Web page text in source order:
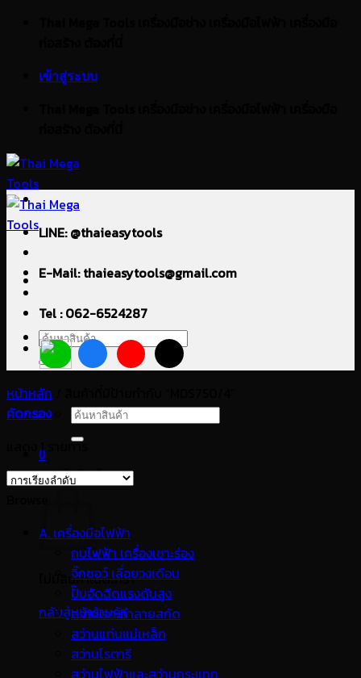
เข้าสู่ระบบ
ค้นหา:
ค้นหา:
0
ตะกร้าสินค้า
ไม่มีสินค้าในตะกร้า
กลับสู่หน้าร้านค้า
LINE: @thaieasytools
E-Mail: thaieasytools@gmail.com
Tel : 062-6524287
หน้าหลัก
คัดกรอง
แสดง 1 รายการ
A. เครื่องมือไฟฟ้า
กบไฟฟ้า เครื่องเซาะร่อง
จิ๊กซอว์ เลื่อยวงเดือน
ปั๊มอัดฉีดแรงดันสูง
สว่านเจาะทำลายสกัด
สว่านแท่นแม่เหล็ก
สว่านโรตารี
สว่านไฟฟ้าและสว่านกระแทก